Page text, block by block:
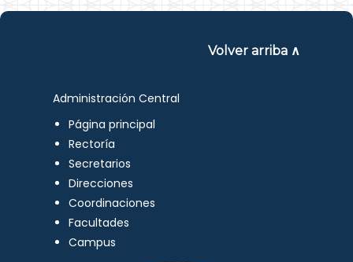
Volver arriba ∧
Administración Central
Página principal
Rectoría
Secretarios
Direcciones
Coordinaciones
Facultades
Campus